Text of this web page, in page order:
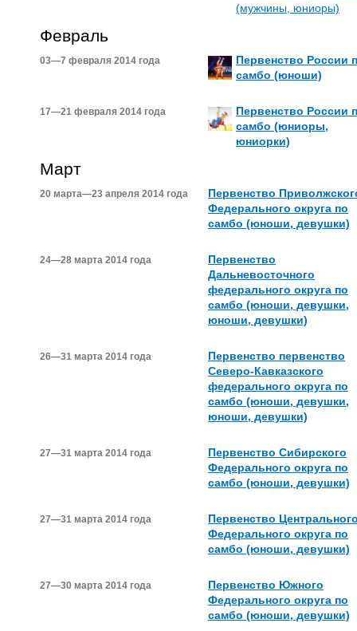
(мужчины, юниоры)
Февраль
03—7 февраля 2014 года
Первенство России
самбо (юноши)
17—21 февраля 2014 года
Первенство России
самбо (юниоры,
юниорки)
Март
20 марта—23 апреля 2014 года
Первенство
Федерального округа по
самбо (юноши, девушки)
24—28 марта 2014 года
Первенство
Дальневосточного
федерального округа по
самбо (юноши, девушки,
юноши, девушки)
26—31 марта 2014 года
Первенство первенство
Северо-Кавказского
федерального округа по
самбо (юноши, девушки,
юноши, девушки)
27—31 марта 2014 года
Первенство Сибирского
Федерального округа по
самбо (юноши, девушки)
27—31 марта 2014 года
Первенство
Федерального округа по
самбо (юноши, девушки)
27—30 марта 2014 года
Первенство Южного
Федерального округа по
самбо (юноши, девушки)